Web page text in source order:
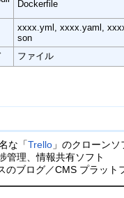
Dockerfile
xxxx.yml, xxxx.yaml,
son
ファイル
な「Trello」のクローンソ
管理、情報共有ソフト
のブログ／CMS プラット